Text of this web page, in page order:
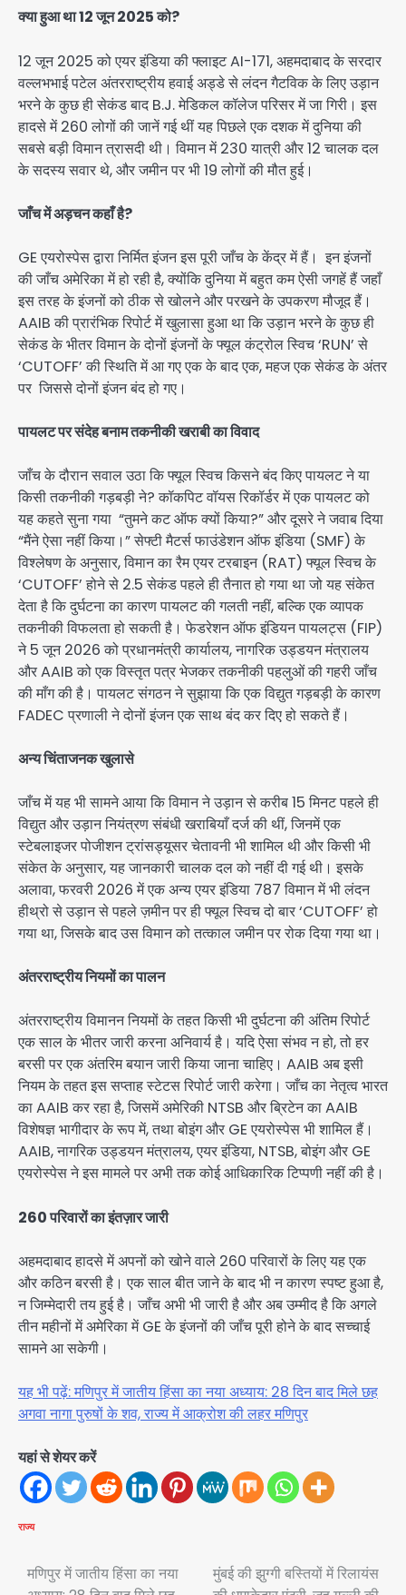
क्या हुआ था 12 जून 2025 को?
12 जून 2025 को एयर इंडिया की फ्लाइट AI-171, अहमदाबाद के सरदार
वल्लभभाई पटेल अंतरराष्ट्रीय हवाई अड्डे से लंदन गैटविक के लिए उड़ान
भरने के कुछ ही सेकंड बाद B.J. मेडिकल कॉलेज परिसर में जा गिरी। इस
हादसे में 260 लोगों की जानें गई थीं यह पिछले एक दशक में दुनिया की
सबसे बड़ी विमान त्रासदी थी। विमान में 230 यात्री और 12 चालक दल
के सदस्य सवार थे, और जमीन पर भी 19 लोगों की मौत हुई।
जाँच में अड़चन कहाँ है?
GE एयरोस्पेस द्वारा निर्मित इंजन इस पूरी जाँच के केंद्र में हैं। इन इंजनों
की जाँच अमेरिका में हो रही है, क्योंकि दुनिया में बहुत कम ऐसी जगहें हैं जहाँ
इस तरह के इंजनों को ठीक से खोलने और परखने के उपकरण मौजूद हैं।
AAIB की प्रारंभिक रिपोर्ट में खुलासा हुआ था कि उड़ान भरने के कुछ ही
सेकंड के भीतर विमान के दोनों इंजनों के फ्यूल कंट्रोल स्विच ‘RUN’ से
‘CUTOFF’ की स्थिति में आ गए एक के बाद एक, महज एक सेकंड के अंतर
पर जिससे दोनों इंजन बंद हो गए।
पायलट पर संदेह बनाम तकनीकी खराबी का विवाद
जाँच के दौरान सवाल उठा कि फ्यूल स्विच किसने बंद किए पायलट ने या
किसी तकनीकी गड़बड़ी ने? कॉकपिट वॉयस रिकॉर्डर में एक पायलट को
यह कहते सुना गया “तुमने कट ऑफ क्यों किया?” और दूसरे ने जवाब दिया
“मैंने ऐसा नहीं किया।” सेफ्टी मैटर्स फाउंडेशन ऑफ इंडिया (SMF) के
विश्लेषण के अनुसार, विमान का रैम एयर टरबाइन (RAT) फ्यूल स्विच के
‘CUTOFF’ होने से 2.5 सेकंड पहले ही तैनात हो गया था जो यह संकेत
देता है कि दुर्घटना का कारण पायलट की गलती नहीं, बल्कि एक व्यापक
तकनीकी विफलता हो सकती है। फेडरेशन ऑफ इंडियन पायलट्स (FIP)
ने 5 जून 2026 को प्रधानमंत्री कार्यालय, नागरिक उड्डयन मंत्रालय
और AAIB को एक विस्तृत पत्र भेजकर तकनीकी पहलुओं की गहरी जाँच
की माँग की है। पायलट संगठन ने सुझाया कि एक विद्युत गड़बड़ी के कारण
FADEC प्रणाली ने दोनों इंजन एक साथ बंद कर दिए हो सकते हैं।
अन्य चिंताजनक खुलासे
जाँच में यह भी सामने आया कि विमान ने उड़ान से करीब 15 मिनट पहले ही
विद्युत और उड़ान नियंत्रण संबंधी खराबियाँ दर्ज की थीं, जिनमें एक
स्टेबलाइजर पोजीशन ट्रांसड्यूसर चेतावनी भी शामिल थी और किसी भी
संकेत के अनुसार, यह जानकारी चालक दल को नहीं दी गई थी। इसके
अलावा, फरवरी 2026 में एक अन्य एयर इंडिया 787 विमान में भी लंदन
हीथ्रो से उड़ान से पहले ज़मीन पर ही फ्यूल स्विच दो बार ‘CUTOFF’ हो
गया था, जिसके बाद उस विमान को तत्काल जमीन पर रोक दिया गया था।
अंतरराष्ट्रीय नियमों का पालन
अंतरराष्ट्रीय विमानन नियमों के तहत किसी भी दुर्घटना की अंतिम रिपोर्ट
एक साल के भीतर जारी करना अनिवार्य है। यदि ऐसा संभव न हो, तो हर
बरसी पर एक अंतरिम बयान जारी किया जाना चाहिए। AAIB अब इसी
नियम के तहत इस सप्ताह स्टेटस रिपोर्ट जारी करेगा। जाँच का नेतृत्व भारत
का AAIB कर रहा है, जिसमें अमेरिकी NTSB और ब्रिटेन का AAIB
विशेषज्ञ भागीदार के रूप में, तथा बोइंग और GE एयरोस्पेस भी शामिल हैं।
AAIB, नागरिक उड्डयन मंत्रालय, एयर इंडिया, NTSB, बोइंग और GE
एयरोस्पेस ने इस मामले पर अभी तक कोई आधिकारिक टिप्पणी नहीं की है।
260 परिवारों का इंतज़ार जारी
अहमदाबाद हादसे में अपनों को खोने वाले 260 परिवारों के लिए यह एक
और कठिन बरसी है। एक साल बीत जाने के बाद भी न कारण स्पष्ट हुआ है,
न जिम्मेदारी तय हुई है। जाँच अभी भी जारी है और अब उम्मीद है कि अगले
तीन महीनों में अमेरिका में GE के इंजनों की जाँच पूरी होने के बाद सच्चाई
सामने आ सकेगी।
यह भी पढ़ें: मणिपुर में जातीय हिंसा का नया अध्याय: 28 दिन बाद मिले छह
अगवा नागा पुरुषों के शव, राज्य में आक्रोश की लहर मणिपुर
यहां से शेयर करें
राज्य
Post
मणिपुर में जातीय हिंसा का नया
मुंबई की झुग्गी बस्तियों में रिलायंस